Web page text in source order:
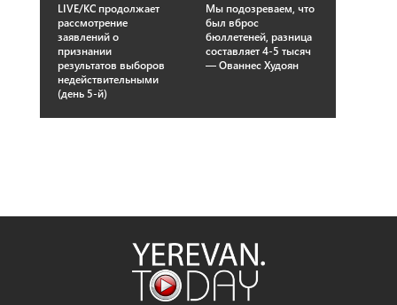
LIVE/КС продолжает
рассмотрение
заявлений о
признании
результатов выборов
недействительными
(день 5-й)
Мы подозреваем, что
был вброс
бюллетеней, разница
составляет 4-5 тысяч
— Ованнес Худоян